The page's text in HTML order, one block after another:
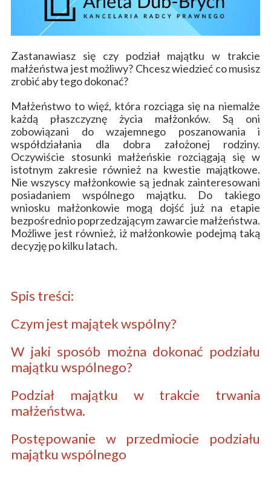
Zastanawiasz się czy podział majątku w trakcie
małżeństwa jest możliwy? Chcesz wiedzieć co musisz
zrobić aby tego dokonać?
Małżeństwo to więź, która rozciąga się na niemalże
każdą płaszczyznę życia małżonków. Są oni
zobowiązani do wzajemnego poszanowania i
współdziałania dla dobra założonej rodziny.
Oczywiście stosunki małżeńskie rozciągają się w
istotnym zakresie również na kwestie majątkowe.
Nie wszyscy małżonkowie są jednak zainteresowani
posiadaniem wspólnego majątku. Do takiego
wniosku małżonkowie mogą dojść już na etapie
bezpośrednio poprzedzającym zawarcie małżeństwa.
Możliwe jest również, iż małżonkowie podejmą taką
decyzję po kilku latach.
Spis treści:
Czym jest majątek wspólny?
W jaki sposób można dokonać podziału
majątku wspólnego?
Podział majątku w trakcie trwania
małżeństwa.
Postępowanie w przedmiocie podziału
majątku wspólnego